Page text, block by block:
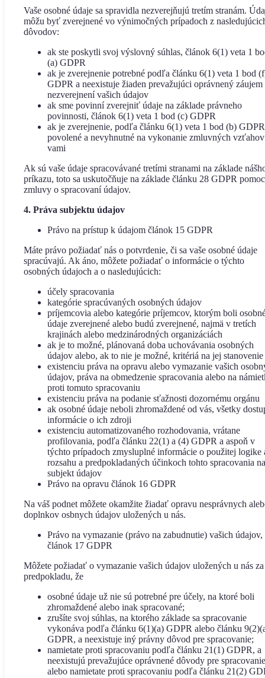
Vaše osobné údaje sa spravidla nezverejňujú tretím stranám.
môžu byť zverejnené vo výnimočných prípadoch z
dôvodov:
ak ste poskytli svoj výslovný súhlas, článok 6(1) veta 1
(a) GDPR
ak je zverejnenie potrebné podľa článku 6(1) veta 1 bod
GDPR a neexistuje žiaden prevažujúci oprávnený záujem
nezverejnení vašich údajov
ak sme povinní zverejniť údaje na základe právneho
povinnosti, článok 6(1) veta 1 bod (c) GDPR
ak je zverejnenie, podľa článku 6(1) veta 1 bod (b)
povolené a nevyhnutné na vykonanie zmluvných
vami
Ak sú vaše údaje spracovávané tretími stranami na základe
príkazu, toto sa uskutočňuje na základe článku 28 GDPR
zmluvy o spracovaní údajov.
4. Práva subjektu údajov
Právo na prístup k údajom článok 15 GDPR
Máte právo požiadať nás o potvrdenie, či sa vaše osobné údaje
spracúvajú. Ak áno, môžete požiadať o informácie o týchto
osobných údajoch a o nasledujúcich:
účely spracovania
kategórie spracúvaných osobných údajov
príjemcovia alebo kategórie príjemcov, ktorým boli
údaje zverejnené alebo budú zverejnené, najmä v tretích
krajinách alebo medzinárodných organizáciách
ak je to možné, plánovaná doba uchovávania osobných
údajov alebo, ak to nie je možné, kritériá na jej stanovenie
existenciu práva na opravu alebo vymazanie vašich
údajov, práva na obmedzenie spracovania alebo na
proti tomuto spracovaniu
existenciu práva na podanie sťažnosti dozornému orgánu
ak osobné údaje neboli zhromaždené od vás, všetky
informácie o ich zdroji
existenciu automatizovaného rozhodovania, vrátane
profilovania, podľa článku 22(1) a (4) GDPR a aspoň v
týchto prípadoch zmysluplné informácie o použitej logike
rozsahu a predpokladaných účinkoch tohto spracovania na
subjekt údajov
Právo na opravu článok 16 GDPR
Na váš podnet môžete okamžite žiadať opravu nesprávnych
doplnkov osbnych údajov uložených u nás.
Právo na vymazanie (právo na zabudnutie) vašich údajov,
článok 17 GDPR
Môžete požiadať o vymazanie vašich údajov uložených u nás za
predpokladu, že
osobné údaje už nie sú potrebné pre účely, na ktoré boli
zhromaždené alebo inak spracované;
zrušíte svoj súhlas, na ktorého základe sa spracovanie
vykonáva podľa článku 6(1)(a) GDPR alebo článku
GDPR, a neexistuje iný právny dôvod pre spracovanie;
namietate proti spracovaniu podľa článku 21(1) GDPR, a
neexistujú prevažujúce oprávnené dôvody pre spracovanie
alebo namietate proti spracovaniu podľa článku 21(2)